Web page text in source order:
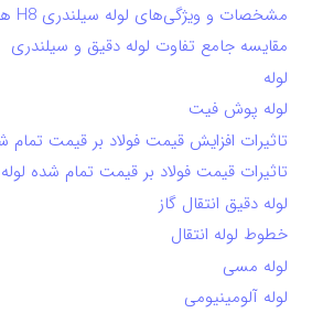
مشخصات و ویژگی‌های لوله سیلندری H8 هونینگ کاری شده
مقایسه جامع تفاوت لوله دقیق و سیلندری
لوله
لوله پوش فیت
تاثیرات افزایش قیمت فولاد بر قیمت تمام
تاثیرات قیمت فولاد بر قیمت تمام شده
لوله دقیق انتقال گاز
خطوط لوله انتقال
لوله مسی
لوله آلومینیومی